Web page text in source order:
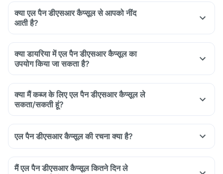
क्या एल पैन डीएसआर कैप्सूल से आपको नींद
आती है?
क्या डायरिया में एल पैन डीएसआर कैप्सूल का
उपयोग किया जा सकता है?
क्या मैं कब्ज के लिए एल पैन डीएसआर कैप्सूल ले
सकता/सकती हूं?
एल पैन डीएसआर कैप्सूल की रचना क्या है?
मैं एल पैन डीएसआर कैप्सूल कितने दिन ले